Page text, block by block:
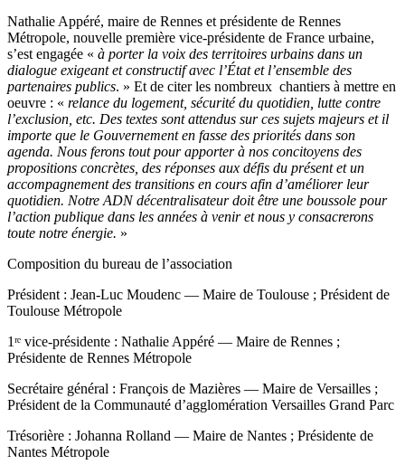
Nathalie Appéré, maire de Rennes et présidente de Rennes
Métropole, nouvelle première vice-présidente de France urbaine,
s’est engagée « à porter la voix des territoires urbains dans un
dialogue exigeant et constructif avec l’État et l’ensemble des
partenaires publics. » Et de citer les nombreux chantiers à mettre en
oeuvre : « relance du logement, sécurité du quotidien, lutte contre
l’exclusion, etc. Des textes sont attendus sur ces sujets majeurs et il
importe que le Gouvernement en fasse des priorités dans son
agenda. Nous ferons tout pour apporter à nos concitoyens des
propositions concrètes, des réponses aux défis du présent et un
accompagnement des transitions en cours afin d’améliorer leur
quotidien. Notre ADN décentralisateur doit être une boussole pour
l’action publique dans les années à venir et nous y consacrerons
toute notre énergie. »
Composition du bureau de l’association
Président : Jean-Luc Moudenc — Maire de Toulouse ; Président de
Toulouse Métropole
1ʳᵉ vice-présidente : Nathalie Appéré — Maire de Rennes ;
Présidente de Rennes Métropole
Secrétaire général : François de Mazières — Maire de Versailles ;
Président de la Communauté d’agglomération Versailles Grand Parc
Trésorière : Johanna Rolland — Maire de Nantes ; Présidente de
Nantes Métropole